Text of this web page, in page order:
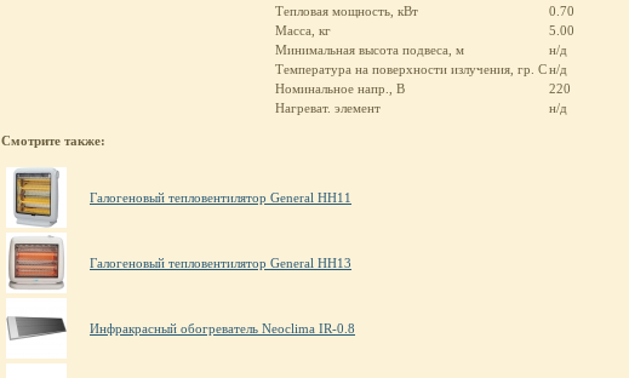
Тепловая мощность, кВт
0.70
Масса, кг
5.00
Минимальная высота подвеса, м
н/д
Температура на поверхности излучения, гр. Сн/д
Номинальное напр., В
220
Нагреват. элемент
н/д
Смотрите также:
Галогеновый тепловентилятор General HH11
Галогеновый тепловентилятор General HH13
Инфракрасный обогреватель Neoclima IR-0.8